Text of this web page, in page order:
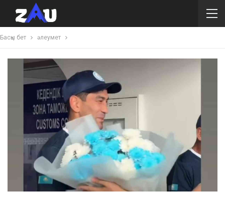
Басқы бет әлеумет